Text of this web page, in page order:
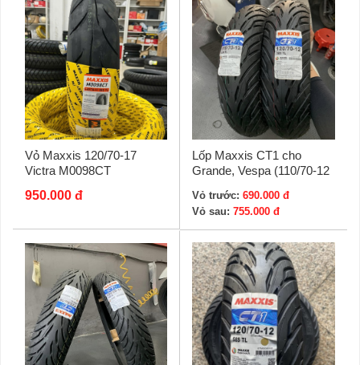
Vỏ Maxxis 120/70-17
Victra M0098CT
950.000 đ
Lốp Maxxis CT1 cho
Grande, Vespa (110/70-12
Vỏ trước: 690.000 đ
Vỏ sau: 755.000 đ